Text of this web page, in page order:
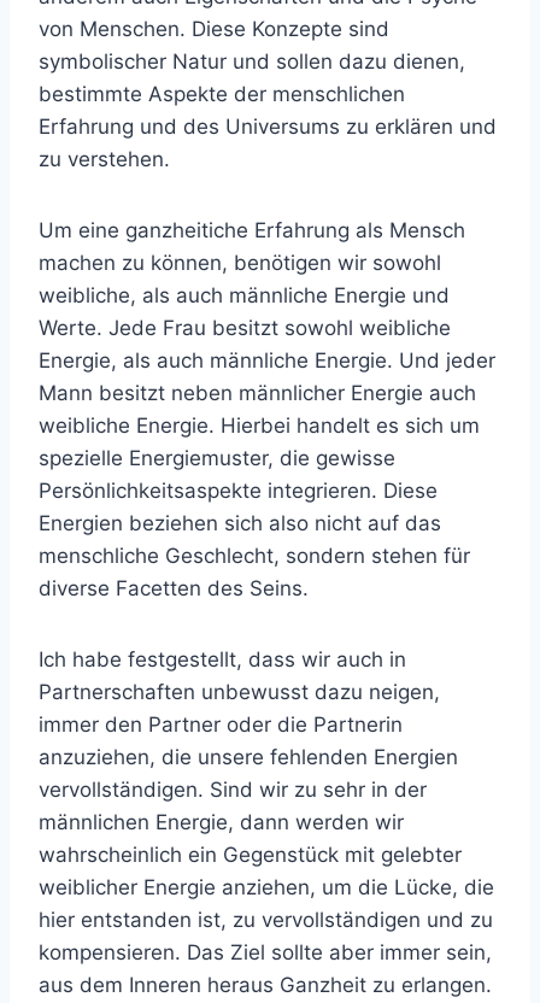
von Menschen. Diese Konzepte sind
symbolischer Natur und sollen dazu dienen,
bestimmte Aspekte der menschlichen
Erfahrung und des Universums zu erklären und
zu verstehen.
Um eine ganzheitiche Erfahrung als Mensch
machen zu können, benötigen wir sowohl
weibliche, als auch männliche Energie und
Werte. Jede Frau besitzt sowohl weibliche
Energie, als auch männliche Energie. Und jeder
Mann besitzt neben männlicher Energie auch
weibliche Energie. Hierbei handelt es sich um
spezielle Energiemuster, die gewisse
Persönlichkeitsaspekte integrieren. Diese
Energien beziehen sich also nicht auf das
menschliche Geschlecht, sondern stehen für
diverse Facetten des Seins.
Ich habe festgestellt, dass wir auch in
Partnerschaften unbewusst dazu neigen,
immer den Partner oder die Partnerin
anzuziehen, die unsere fehlenden Energien
vervollständigen. Sind wir zu sehr in der
männlichen Energie, dann werden wir
wahrscheinlich ein Gegenstück mit gelebter
weiblicher Energie anziehen, um die Lücke, die
hier entstanden ist, zu vervollständigen und zu
kompensieren. Das Ziel sollte aber immer sein,
aus dem Inneren heraus Ganzheit zu erlangen.